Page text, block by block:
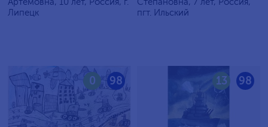
Липецк
пгт. Ильский
98
0 98
13